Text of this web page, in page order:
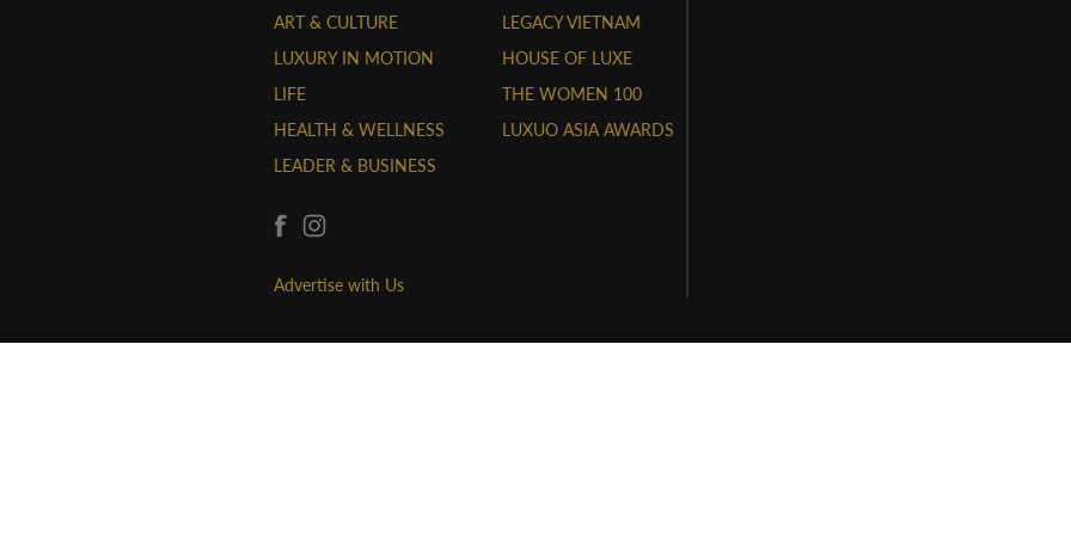
ART & CULTURE
LUXURY IN MOTION
LIFE
HEALTH & WELLNESS
LEADER & BUSINESS
Advertise with Us
LEGACY VIETNAM
HOUSE OF LUXE
THE WOMEN 100
LUXUO ASIA AWARDS